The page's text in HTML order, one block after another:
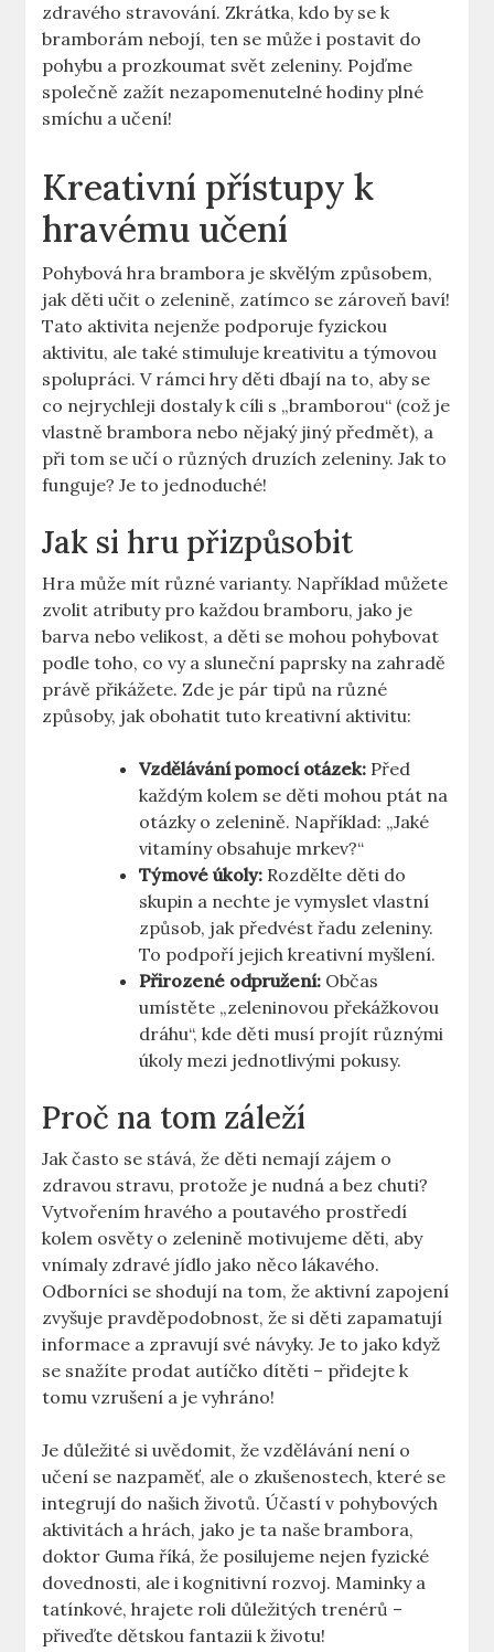
zdravého stravování. Zkrátka, kdo by se k
bramborám nebojí, ten se může i postavit do
pohybu a prozkoumat svět zeleniny. Pojďme
společně zažít nezapomenutelné hodiny plné
smíchu a učení!
Kreativní přístupy k
hravému učení
Pohybová hra brambora je skvělým způsobem,
jak děti učit o zelenině, zatímco se zároveň baví!
Tato aktivita nejenže podporuje fyzickou
aktivitu, ale také stimuluje kreativitu a týmovou
spolupráci. V rámci hry děti dbají na to, aby se
co nejrychleji dostaly k cíli s „bramborou“ (což je
vlastně brambora nebo nějaký jiný předmět), a
při tom se učí o různých druzích zeleniny. Jak to
funguje? Je to jednoduché!
Jak si hru přizpůsobit
Hra může mít různé varianty. Například můžete
zvolit atributy pro každou bramboru, jako je
barva nebo velikost, a děti se mohou pohybovat
podle toho, co vy a sluneční paprsky na zahradě
právě přikážete. Zde je pár tipů na různé
způsoby, jak obohatit tuto kreativní aktivitu:
Vzdělávání pomocí otázek: Před
každým kolem se děti mohou ptát na
otázky o zelenině. Například: „Jaké
vitamíny obsahuje mrkev?“
Týmové úkoly: Rozdělte děti do
skupin a nechte je vymyslet vlastní
způsob, jak předvést řadu zeleniny.
To podpoří jejich kreativní myšlení.
Přirozené odpružení: Občas
umístěte „zeleninovou překážkovou
dráhu“, kde děti musí projít různými
úkoly mezi jednotlivými pokusy.
Proč na tom záleží
Jak často se stává, že děti nemají zájem o
zdravou stravu, protože je nudná a bez chuti?
Vytvořením hravého a poutavého prostředí
kolem osvěty o zelenině motivujeme děti, aby
vnímaly zdravé jídlo jako něco lákavého.
Odborníci se shodují na tom, že aktivní zapojení
zvyšuje pravděpodobnost, že si děti zapamatují
informace a zpravují své návyky. Je to jako když
se snažíte prodat autíčko dítěti – přidejte k
tomu vzrušení a je vyhráno!
Je důležité si uvědomit, že vzdělávání není o
učení se nazpaměť, ale o zkušenostech, které se
integrují do našich životů. Účastí v pohybových
aktivitách a hrách, jako je ta naše brambora,
doktor Guma říká, že posilujeme nejen fyzické
dovednosti, ale i kognitivní rozvoj. Maminky a
tatínkové, hrajete roli důležitých trenérů –
přiveďte dětskou fantazii k životu!